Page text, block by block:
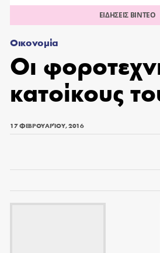
ΕΙΔΗΣΕΙΣ ΒΙΝΤΕΟ
Οικονομία
Οι
κατοίκους
17 ΦΕΒΡΟΥΑΡΊΟΥ, 2016